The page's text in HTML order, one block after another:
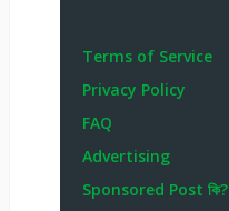
Terms of Service
Privacy Policy
FAQ
Advertising
Sponsored Post কি?